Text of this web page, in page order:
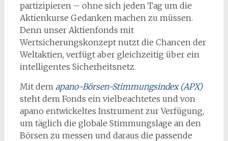
partizipieren – ohne sich jeden Tag um die
Aktienkurse Gedanken machen zu müssen.
Denn unser Aktienfonds mit
Wertsicherungskonzept nutzt die Chancen der
Weltaktien, verfügt aber gleichzeitig über ein
intelligentes Sicherheitsnetz.
Mit dem apano-Börsen-Stimmungsindex (APX)
steht dem Fonds ein vielbeachtetes und von
apano entwickeltes Instrument zur Verfügung,
um täglich die globale Stimmungslage an den
Börsen zu messen und daraus die passende